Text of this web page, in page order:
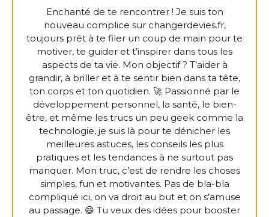
Enchanté de te rencontrer ! Je suis ton
nouveau complice sur changerdevies.fr,
toujours prêt à te filer un coup de main pour te
motiver, te guider et t’inspirer dans tous les
aspects de ta vie. Mon objectif ? T’aider à
grandir, à briller et à te sentir bien dans ta tête,
ton corps et ton quotidien. 🚀 Passionné par le
développement personnel, la santé, le bien-
être, et même les trucs un peu geek comme la
technologie, je suis là pour te dénicher les
meilleures astuces, les conseils les plus
pratiques et les tendances à ne surtout pas
manquer. Mon truc, c’est de rendre les choses
simples, fun et motivantes. Pas de bla-bla
compliqué ici, on va droit au but et on s’amuse
au passage. 😄 Tu veux des idées pour booster